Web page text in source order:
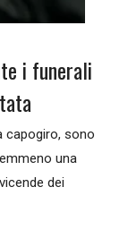
i funerali
capogiro, sono
una
dei